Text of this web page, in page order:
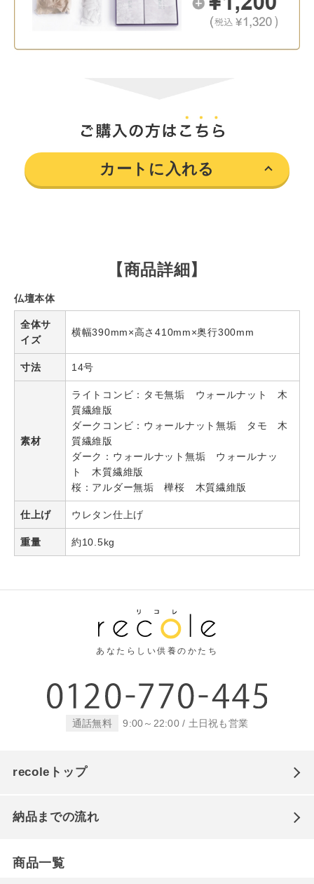
カートに入れる
【商品詳細】
仏壇本体
全体サ
イズ
横幅390mm×高さ410mm×奥行300mm
寸法 14号
素材
ライトコンビ：タモ無垢 ウォールナット 木
質繊維版
ダークコンビ：ウォールナット無垢 タモ 木
質繊維版
ダーク：ウォールナット無垢 ウォールナッ
ト 木質繊維版
桜：アルダー無垢 樺桜 木質繊維版
仕上げ ウレタン仕上げ
重量 約10.5kg
あなたらしい供養のかたち
通話無料 9:00～22:00 / 土日祝も営業
recoleトップ
納品までの流れ
商品一覧